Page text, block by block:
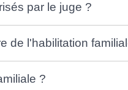
par le juge ?
de l'habilitation
?